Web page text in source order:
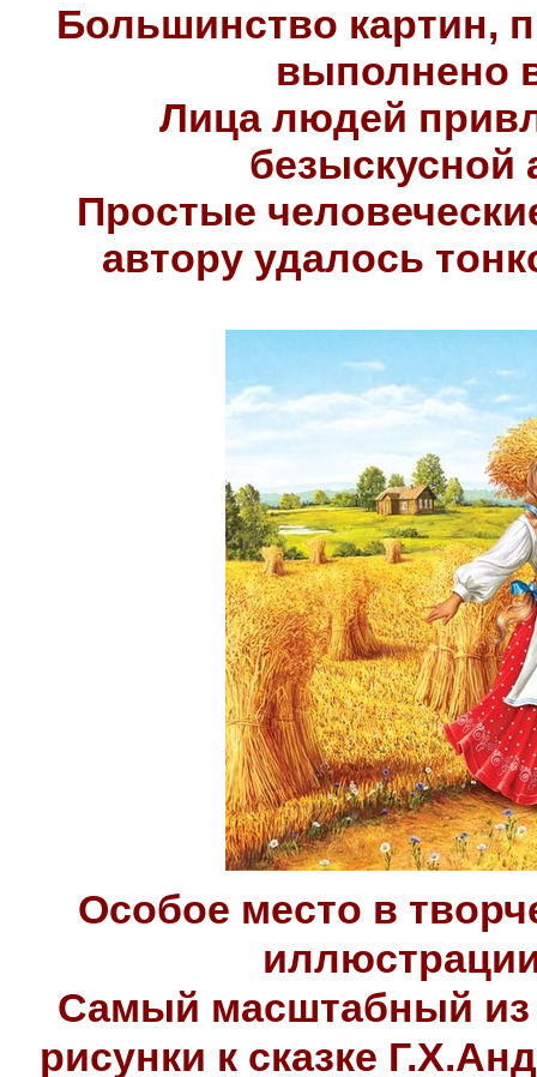
Большинство картин,
выполнено
Лица людей
безыскусной
Простые
автору удалось
Особое место в
Самый масштабный из
рисунки к сказке